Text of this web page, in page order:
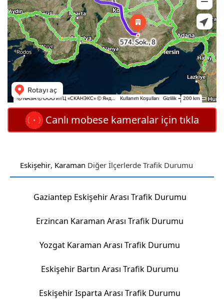
Canlı mobese kameralar için tıkla
Eskişehir, Karaman Diğer İlçerlerde Trafik Durumu
Gaziantep Eskişehir Arası Trafik Durumu
Erzincan Karaman Arası Trafik Durumu
Yozgat Karaman Arası Trafik Durumu
Eskişehir Bartın Arası Trafik Durumu
Eskişehir Isparta Arası Trafik Durumu